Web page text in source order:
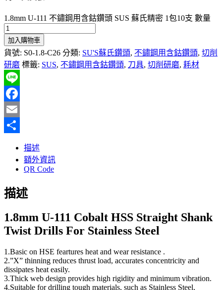
1.8mm U-111 不鏽鋼用含鈷鑽頭 SUS 蘇氏精密 1包10支 數量
加入購物車
貨號: S0-1.8-C26 分類: SU'S蘇氏鑽頭, 不鏽鋼用含鈷鑽頭, 切削
研磨 標籤: SUS, 不鏽鋼用含鈷鑽頭, 刀具, 切削研磨, 耗材
Line
Facebook
Email
描述
額外資訊
QR Code
描述
1.8mm U-111 Cobalt HSS Straight Shank
Twist Drills For Stainless Steel
1.Basic on HSE feartures heat and wear resistance .
2.”X” thinning reduces thrust load, accurates concentricity and
dissipates heat easily.
3.Thick web design provides high rigidity and minimum vibration.
4.Suitable for drilling tough materials, such as Stainless Steel,